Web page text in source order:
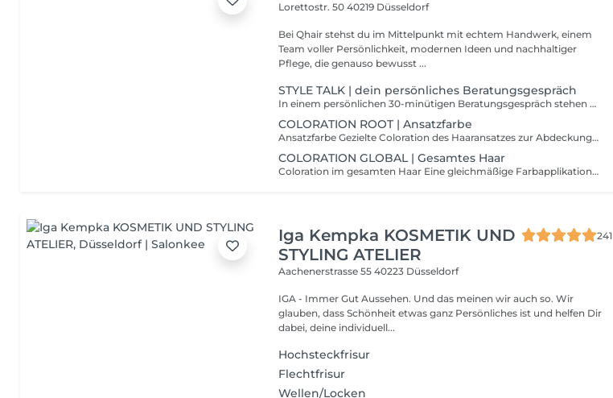
Lorettostr. 5040219 Düsseldorf
Bei Qhair stehst du im Mittelpunkt mit echtem Handwerk, einem
Team voller Persönlichkeit, modernen Ideen und nachhaltiger
Pflege, die genauso bewusst ...
STYLE TALK | dein persönliches Beratungsgespräch
In einem persönlichen 30-minütigen Beratungsgespräch stehen deine individuellen Wünsche und Ziele im Mittelpunkt. Gemeinsam analysieren wir deine aktuelle Situation, beantworten offene Fragen und entwickeln erste, auf dich abgestimmte Lösungsansätze. So erhältst du Klarheit, Orientierung und konkrete Empfehlungen, die dich auf deinem weiteren Weg unterstützen. Dein Mehrwert: Individuelle und persönliche Beratung Analyse deiner aktuellen Situation Konkrete Handlungsempfehlungen Raum für deine Fragen Klarheit über die nächsten Schritte Extra: Nach dem Gespräch erhältst du eine kurze Zusammenfassung der wichtigsten Empfehlungen, damit du die besprochenen Inhalte jederzeit nachvollziehen kannst.
COLORATION ROOT | Ansatzfarbe
Ansatzfarbe Gezielte Coloration des Haaransatzes zur Abdeckung von Naturhaar oder Grauanteil, für ein gleichmäßiges, frisches und gepflegtes Farbergebnis.
COLORATION GLOBAL | Gesamtes Haar
Coloration im gesamten Haar Eine gleichmäßige Farbapplikation vom Ansatz bis in die Spitzen, für ein harmonisches, intensives und langanhaltendes Farbergebnis mit strahlendem Glanz.
Iga Kempka KOSMETIK UND
STYLING ATELIER
241
Aachenerstrasse 5540223 Düsseldorf
IGA - Immer Gut Aussehen. Und das meinen wir auch so. Wir
glauben, dass Schönheit etwas ganz Persönliches ist und helfen Dir
dabei, deine individuell...
Hochsteckfrisur
Flechtfrisur
Wellen/Locken